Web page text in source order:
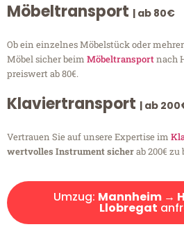
Möbeltransport | ab 80€
Ob ein einzelnes Möbelstück oder
Möbel sicher beim Möbeltransportnach
preiswert ab 80€.
Klaviertransport | ab
Vertrauen Sie auf unsere Expertise im
wertvolles Instrument sicherab 200€
Umzug: Mannheim →
Llobregat